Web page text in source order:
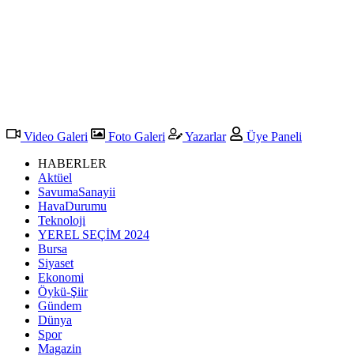
Video Galeri Foto Galeri Yazarlar
Üye Paneli
HABERLER
Aktüel
SavumaSanayii
HavaDurumu
Teknoloji
YEREL SEÇİM 2024
Bursa
Siyaset
Ekonomi
Öykü-Şiir
Gündem
Dünya
Spor
Magazin